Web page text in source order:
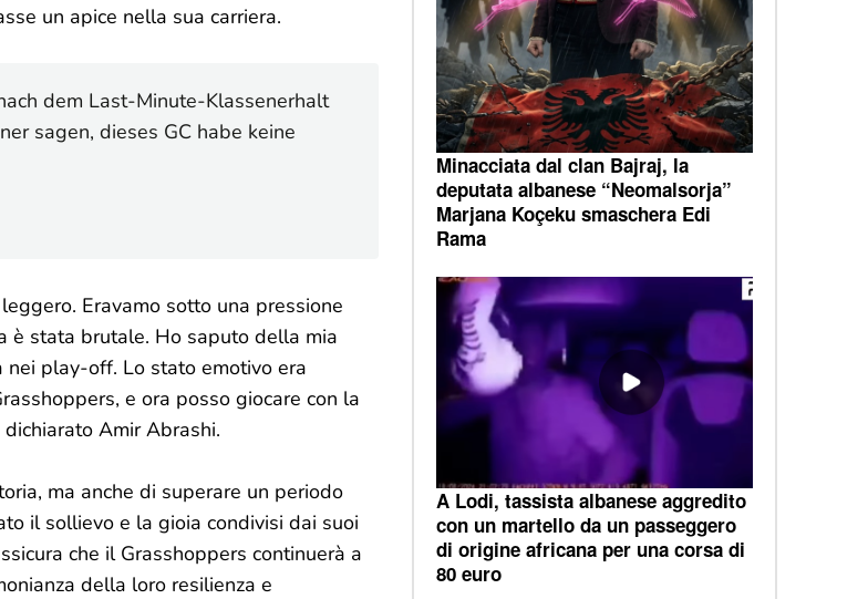
un apice nella sua carriera.
dem Last-Minute-Klassenerhalt
sagen, dieses GC habe keine
Eravamo sotto una pressione
è stata brutale. Ho saputo della mia
nei play-off. Lo stato emotivo era
e ora posso giocare con la
Amir Abrashi.
ma anche di superare un periodo
il sollievo e la gioia condivisi dai suoi
che il Grasshoppers continuerà a
della loro resilienza e
Minacciata dal clan Bajraj, la
deputata albanese “Neomalsorja”
Marjana Koçeku smaschera Edi
Rama
A Lodi, tassista albanese aggredito
con un martello da un passeggero
di origine africana per una corsa di
80 euro